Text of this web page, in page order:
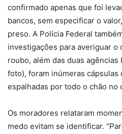
confirmado apenas que foi
bancos, sem especificar o
preso. A Polícia Federal
investigações para averiguar o
roubo, além das duas
foto), foram inúmeras cápsulas
espalhadas por todo o chão
Os moradores relataram
medo evitam se identificar.